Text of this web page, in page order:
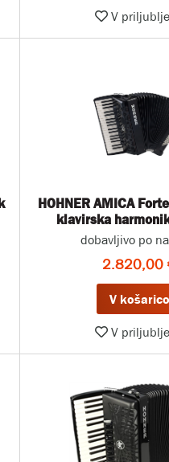
V
HOHNER AMICA
klavirska
dobavljivo po
2.820,00
V košarico
V